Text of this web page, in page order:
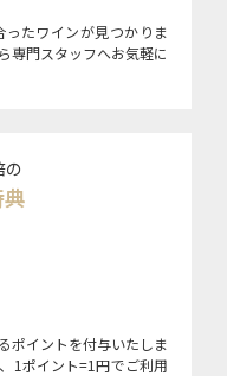
たワインが見つかりま
専門スタッフへお気軽に
の
ポイントを付与いたしま
1ポイント=1円でご利用